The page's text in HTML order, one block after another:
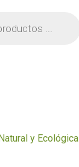
y Ecológica